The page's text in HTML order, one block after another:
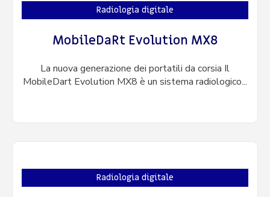
Radiologia digitale
MobileDaRt Evolution MX8
La nuova generazione dei portatili da corsia Il
MobileDart Evolution MX8 è un sistema radiologico...
Radiologia digitale